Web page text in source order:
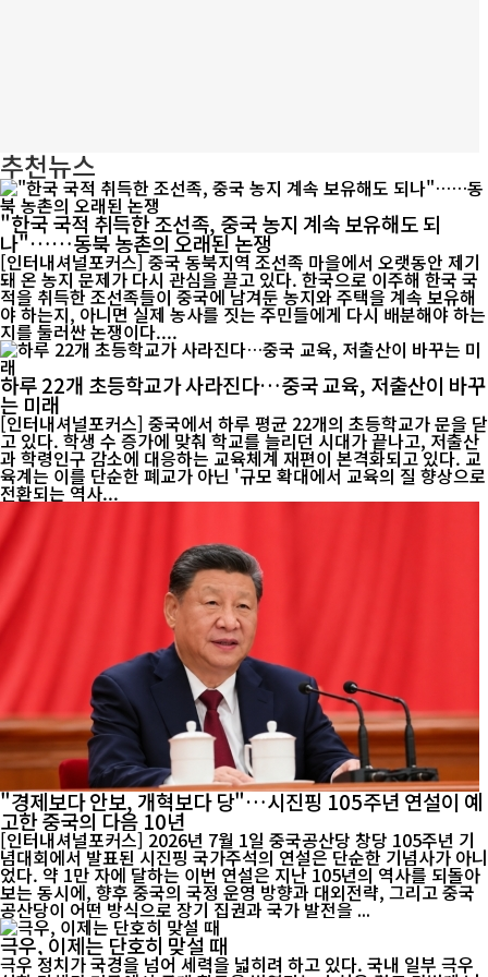
추천뉴스
"한국 국적 취득한 조선족, 중국 농지 계속 보유해도 되
나"……동북 농촌의 오래된 논쟁
[인터내셔널포커스] 중국 동북지역 조선족 마을에서 오랫동안 제기
돼 온 농지 문제가 다시 관심을 끌고 있다. 한국으로 이주해 한국 국
적을 취득한 조선족들이 중국에 남겨둔 농지와 주택을 계속 보유해
야 하는지, 아니면 실제 농사를 짓는 주민들에게 다시 배분해야 하는
지를 둘러싼 논쟁이다....
하루 22개 초등학교가 사라진다…중국 교육, 저출산이 바꾸
는 미래
[인터내셔널포커스] 중국에서 하루 평균 22개의 초등학교가 문을 닫
고 있다. 학생 수 증가에 맞춰 학교를 늘리던 시대가 끝나고, 저출산
과 학령인구 감소에 대응하는 교육체계 재편이 본격화되고 있다. 교
육계는 이를 단순한 폐교가 아닌 '규모 확대에서 교육의 질 향상으로
전환되는 역사...
"경제보다 안보, 개혁보다 당"…시진핑 105주년 연설이 예
고한 중국의 다음 10년
[인터내셔널포커스] 2026년 7월 1일 중국공산당 창당 105주년 기
념대회에서 발표된 시진핑 국가주석의 연설은 단순한 기념사가 아니
었다. 약 1만 자에 달하는 이번 연설은 지난 105년의 역사를 되돌아
보는 동시에, 향후 중국의 국정 운영 방향과 대외전략, 그리고 중국
공산당이 어떤 방식으로 장기 집권과 국가 발전을 ...
극우, 이제는 단호히 맞설 때
극우 정치가 국경을 넘어 세력을 넓히려 하고 있다. 국내 일부 극우